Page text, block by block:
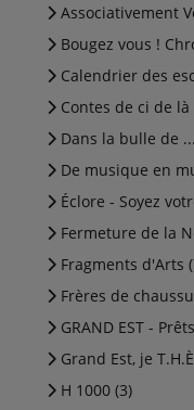
Associativement
Bougez vous !
Calendrier des
Contes de ci de là
Dans la bulle de
De musique en
Éclore - Soyez
Fermeture de la
Fragments d'Arts
Frères de
GRAND EST -
Grand Est, je
H 1000 (3)